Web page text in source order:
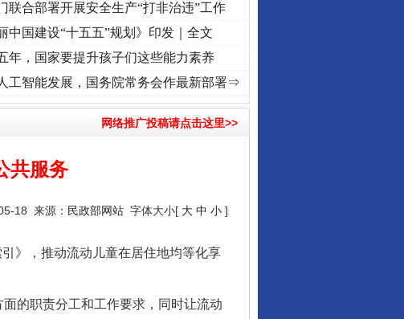
丨“转折之城”激荡..·[视频]牢记初心使命 奋进复兴征程丨红船起航处 潮起..
联合部署开展安全生产“打非治违”工作
中国建设“十五五”规划》印发｜全文
年，国家要提升孩子们这些能力素养
工智能发展，国务院常务会作最新部署⇒
网络推广投稿请点击这里>>
共服务
18 来源： 民政部网站 字体大小[ 大 中 小 ]
》，推动流动儿童在居住地均等化享
的职责分工和工作要求，同时让流动
让核能赋能千行百业
从数据变化看反腐深化